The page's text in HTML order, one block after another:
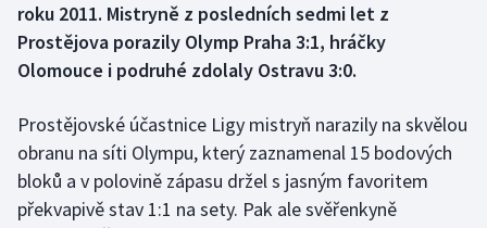
Curling
Dostihy
Florbal
Futsal
roku 2011. Mistryně z posledních sedmi let z
Prostějova porazily Olymp Praha 3:1, hráčky
Olomouce i podruhé zdolaly Ostravu 3:0.
Prostějovské účastnice Ligy mistryň narazily na skvělou
obranu na síti Olympu, který zaznamenal 15 bodových
bloků a v polovině zápasu držel s jasným favoritem
překvapivě stav 1:1 na sety. Pak ale svěřenkyně